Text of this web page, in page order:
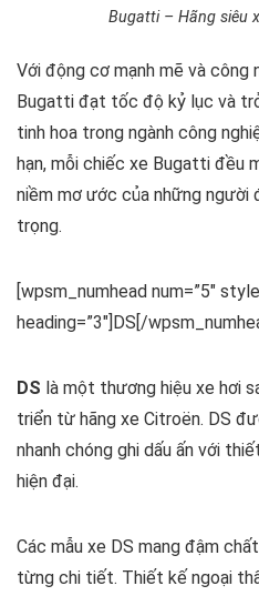
Bugatti – Hãng siêu
Với động cơ mạnh mẽ và công
Bugatti đạt tốc độ kỷ lục và
tinh hoa trong ngành công
hạn, mỗi chiếc xe Bugatti đều
niềm mơ ước của những người
trọng.
[wpsm_numhead num=”5″
heading=”3″]DS[/
DS là một thương hiệu xe hơi
triển từ hãng xe Citroën. DS
nhanh chóng ghi dấu ấn với
hiện đại.
Các mẫu xe DS mang đậm
từng chi tiết. Thiết kế ngoại